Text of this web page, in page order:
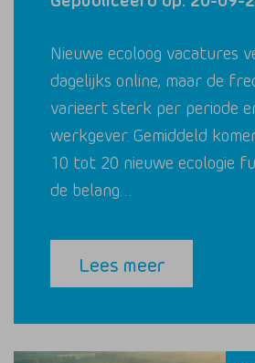
Nieuwe ecoloog vacatures
dagelijks online, maar de
varieert sterk per periode
werkgever. Gemiddeld
10 tot 20 nieuwe ecologie
de belang…
Lees meer